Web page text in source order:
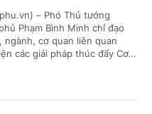
– Phó Thủ tướng
Phạm Bình Minh chỉ đạo
ngành, cơ quan liên quan
các giải pháp thúc đẩy Cơ...